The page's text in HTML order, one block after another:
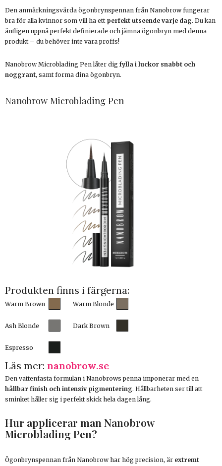
Den anmärkningsvärda ögonbrynspennan från Nanobrow fungerar
bra för alla kvinnor som vill ha ett perfekt utseende varje dag. Du kan
äntligen uppnå perfekt definierade och jämna ögonbryn med denna
produkt – du behöver inte vara proffs!
Nanobrow Microblading Pen låter dig fylla i luckor snabbt och
noggrant, samt forma dina ögonbryn.
Nanobrow Microblading Pen
Produkten finns i färgerna:
Warm Brown Warm Blonde
Ash Blonde Dark Brown
Espresso
Läs mer: nanobrow.se
Den vattenfasta formulan i Nanobrows penna imponerar med en
hållbar finish och intensiv pigmentering. Hållbarheten ser till att
sminket håller sig i perfekt skick hela dagen lång.
Hur applicerar man Nanobrow
Microblading Pen?
Ögonbrynspennan från Nanobrow har hög precision, är extremt